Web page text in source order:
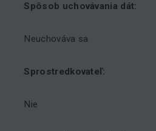
Spôsob uchovávania dát:
Neuchováva sa
Sprostredkovateľ:
Nie